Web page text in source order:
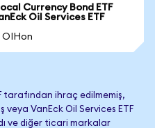
Currency Bond ETF
Oil Services ETF
OIHon
tarafından ihraç edilmemiş,
veya VanEck Oil Services ETF
ve diğer ticari markalar